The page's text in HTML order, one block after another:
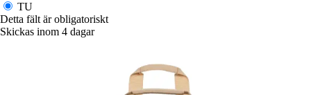
TU
Detta fält är obligatoriskt
Skickas inom 4 dagar